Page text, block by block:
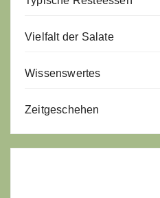
Vielfalt der Salate
Wissenswertes
Zeitgeschehen